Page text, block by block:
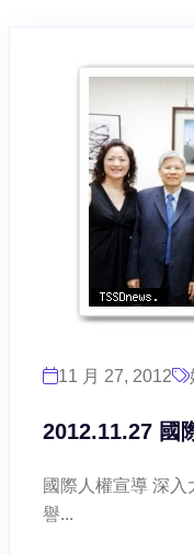
11 月 27, 2012
2012.11.27 國
國際人權宣導 深
譽...